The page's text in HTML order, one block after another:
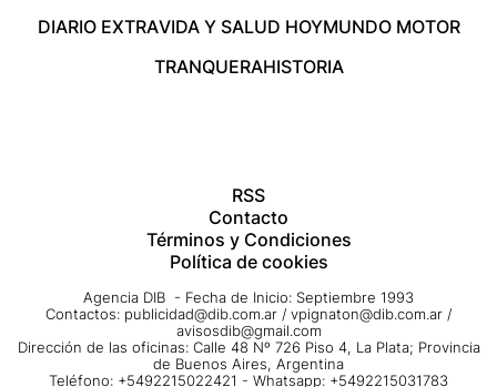
DIARIO EXTRAVIDA Y SALUD HOYMUNDO MOTOR
TRANQUERAHISTORIA
RSS
Contacto
Términos y Condiciones
Política de cookies
Agencia DIB - Fecha de Inicio: Septiembre 1993
Contactos: publicidad@dib.com.ar / vpignaton@dib.com.ar /
avisosdib@gmail.com
Dirección de las oficinas: Calle 48 Nº 726 Piso 4, La Plata; Provincia
de Buenos Aires, Argentina
Teléfono: +5492215022421 - Whatsapp: +5492215031783